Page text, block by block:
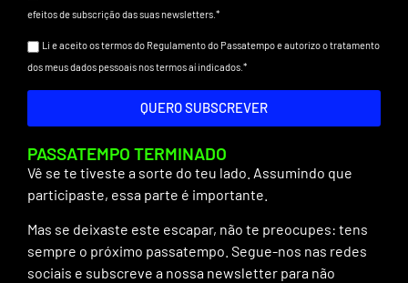
efeitos de subscrição das suas newsletters.*
Li e aceito os termos do Regulamento do Passatempo e autorizo o tratamento
dos meus dados pessoais nos termos aí indicados.*
QUERO SUBSCREVER
PASSATEMPO TERMINADO
Vê se te tiveste a sorte do teu lado. Assumindo que
participaste, essa parte é importante.
Mas se deixaste este escapar, não te preocupes: tens
sempre o próximo passatempo. Segue-nos nas redes
sociais e subscreve a nossa newsletter para não